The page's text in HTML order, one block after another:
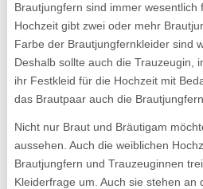
Brautjungfern sind immer wesentlich
Hochzeit gibt zwei oder mehr
Farbe der Brautjungfernkleider sind
Deshalb sollte auch die Trauzeugin,
ihr Festkleid für die Hochzeit mit
das Brautpaar auch die
Nicht nur Braut und Bräutigam
aussehen. Auch die weiblichen
Brautjungfern und Trauzeuginnen
Kleiderfrage um. Auch sie stehen an